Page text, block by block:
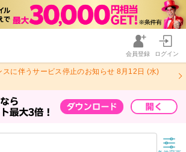
会員登録 ログイン
スに伴うサービス停止のお知らせ 8月12日 (水)